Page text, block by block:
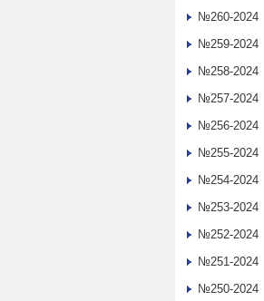
№260-2024
№259-2024
№258-2024
№257-2024
№256-2024
№255-2024
№254-2024
№253-2024
№252-2024
№251-2024
№250-2024